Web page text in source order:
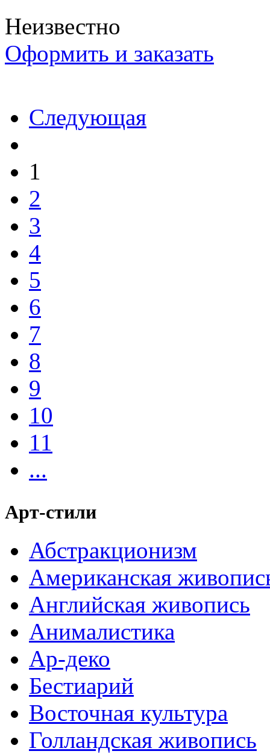
Неизвестно
Оформить и заказать
Следующая
1
2
3
4
5
6
7
8
9
10
11
...
Арт-стили
Абстракционизм
Американская
Английская живопись
Анималистика
Ар-деко
Бестиарий
Восточная культура
Голландская живопись